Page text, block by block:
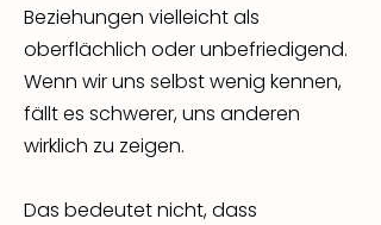
Beziehungen vielleicht als
oberflächlich oder unbefriedigend.
Wenn wir uns selbst wenig kennen,
fällt es schwerer, uns anderen
wirklich zu zeigen.
Das bedeutet nicht, dass